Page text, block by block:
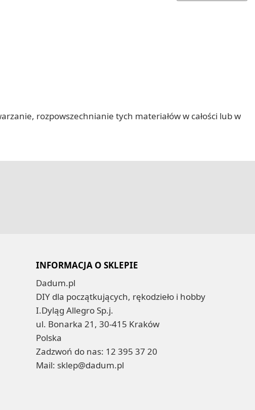
rozpowszechnianie tych materiałów w całości lub w
INFORMACJA O SKLEPIE
Dadum.pl
DIY dla początkujących, rękodzieło i hobby
I.Dyląg Allegro Sp.j.
ul. Bonarka 21, 30-415 Kraków
Polska
Zadzwoń do nas: 12 395 37 20
Mail: sklep@dadum.pl